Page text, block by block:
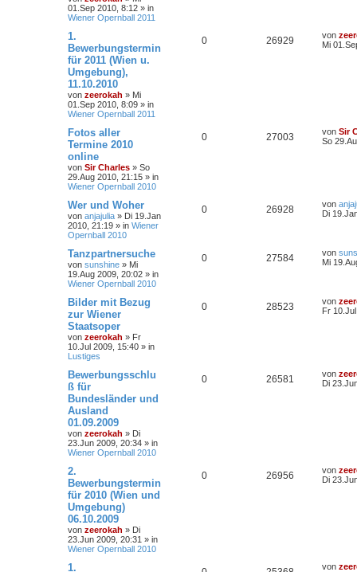
01.Sep 2010, 8:12 » in
Wiener Opernball 2011
1.
Bewerbungstermin
für 2011 (Wien u.
Umgebung),
11.10.2010
von zeerokah » Mi
01.Sep 2010, 8:09 » in
Wiener Opernball 2011
0 26929 von
Mi
Fotos aller
Termine 2010
online
von Sir Charles » So
29.Aug 2010, 21:15 » in
Wiener Opernball 2010
0 27003 von Sir
So
Wer und Woher
von anjajulia » Di 19.Jan
2010, 21:19 » in Wiener
Opernball 2010
0 26928 von
Di
Tanzpartnersuche
von sunshine » Mi
19.Aug 2009, 20:02 » in
Wiener Opernball 2010
0 27584 von
Mi
Bilder mit Bezug
zur Wiener
Staatsoper
von zeerokah » Fr
10.Jul 2009, 15:40 » in
Lustiges
0 28523 von
Fr
Bewerbungsschlu
ß für
Bundesländer und
Ausland
01.09.2009
von zeerokah » Di
23.Jun 2009, 20:34 » in
Wiener Opernball 2010
0 26581 von
Di
2.
Bewerbungstermin
für 2010 (Wien und
Umgebung)
06.10.2009
von zeerokah » Di
23.Jun 2009, 20:31 » in
Wiener Opernball 2010
0 26956 von
Di
1.
von